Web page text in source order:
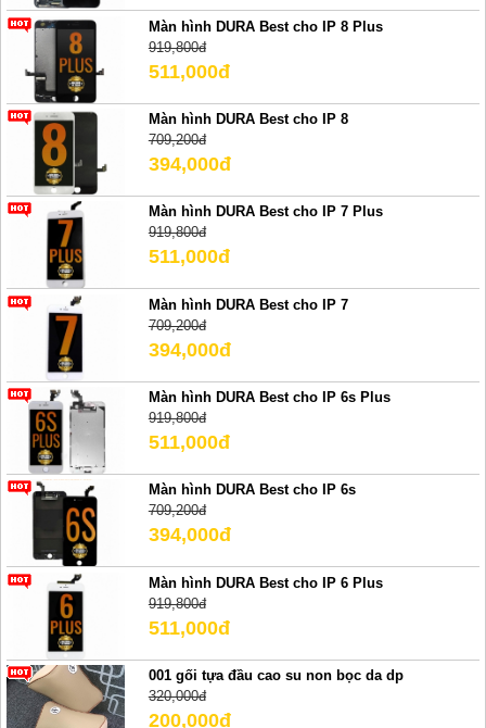
Màn hình DURA Best cho IP 8 Plus
919,800đ
511,000đ
Màn hình DURA Best cho IP 8
709,200đ
394,000đ
Màn hình DURA Best cho IP 7 Plus
919,800đ
511,000đ
Màn hình DURA Best cho IP 7
709,200đ
394,000đ
Màn hình DURA Best cho IP 6s Plus
919,800đ
511,000đ
Màn hình DURA Best cho IP 6s
709,200đ
394,000đ
Màn hình DURA Best cho IP 6 Plus
919,800đ
511,000đ
001 gối tựa đầu cao su non bọc da dp
320,000đ
200,000đ